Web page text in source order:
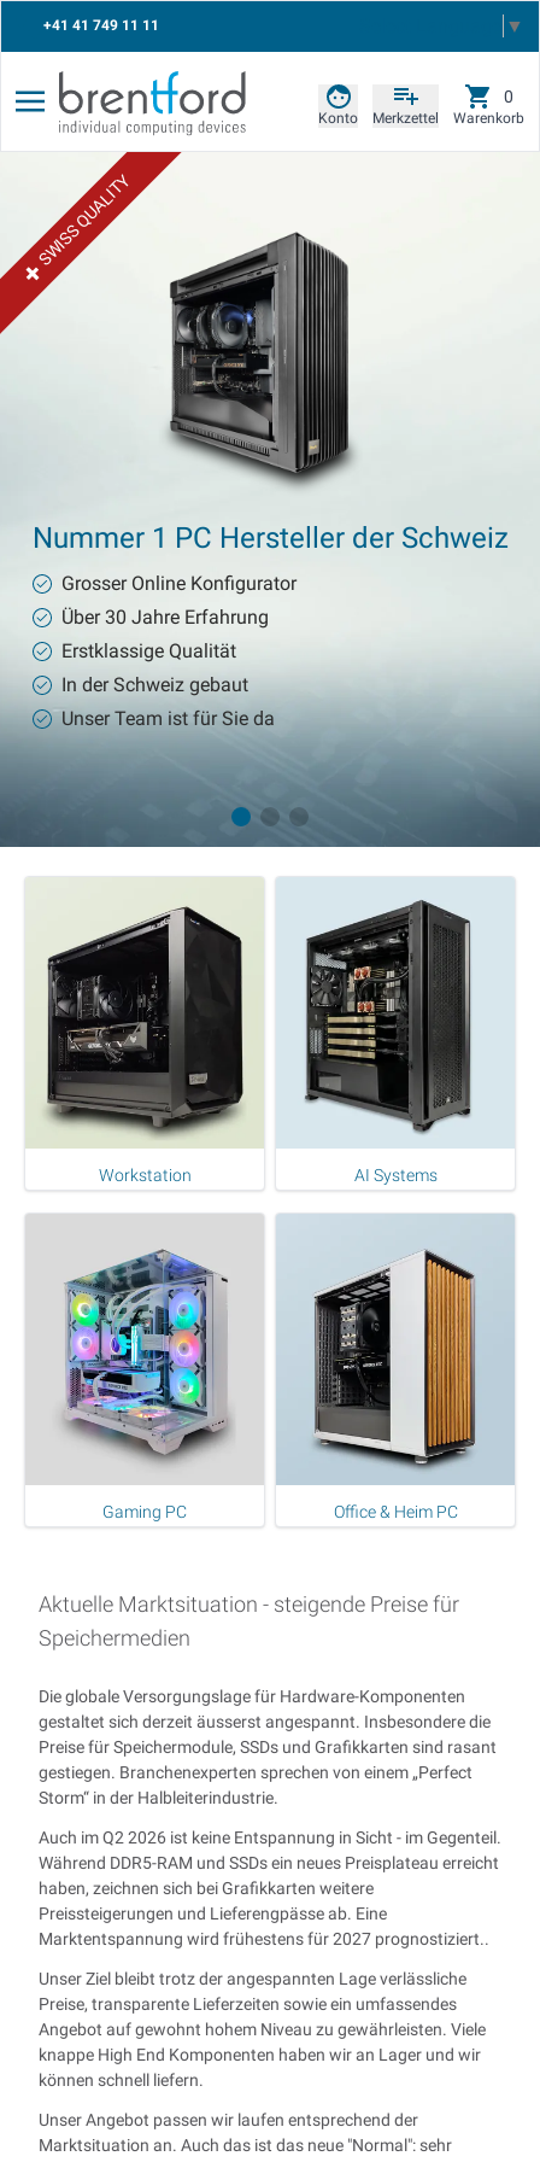
+41 41 749 11 11 ▼
Konto Merkzettel Warenkorb
0
+
SWISS QUALITY
Nummer 1 PC Hersteller der Schweiz
Grosser Online Konfigurator
Über 30 Jahre Erfahrung
Erstklassige Qualität
In der Schweiz gebaut
Unser Team ist für Sie da
Workstation AI Systems
Gaming PC Office & Heim PC
Aktuelle Marktsituation - steigende Preise für
Speichermedien
Die globale Versorgungslage für Hardware-Komponenten
gestaltet sich derzeit äusserst angespannt. Insbesondere die
Preise für Speichermodule, SSDs und Grafikkarten sind rasant
gestiegen. Branchenexperten sprechen von einem „Perfect
Storm“ in der Halbleiterindustrie.
Auch im Q2 2026 ist keine Entspannung in Sicht - im Gegenteil.
Während DDR5-RAM und SSDs ein neues Preisplateau erreicht
haben, zeichnen sich bei Grafikkarten weitere
Preissteigerungen und Lieferengpässe ab. Eine
Marktentspannung wird frühestens für 2027 prognostiziert..
Unser Ziel bleibt trotz der angespannten Lage verlässliche
Preise, transparente Lieferzeiten sowie ein umfassendes
Angebot auf gewohnt hohem Niveau zu gewährleisten. Viele
knappe High End Komponenten haben wir an Lager und wir
können schnell liefern.
Unser Angebot passen wir laufen entsprechend der
Marktsituation an. Auch das ist das neue "Normal": sehr